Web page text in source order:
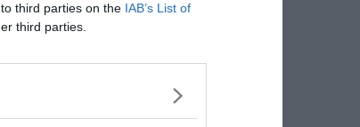
third parties on the IAB’s List of
third parties.
de72 290
: vous
en voie